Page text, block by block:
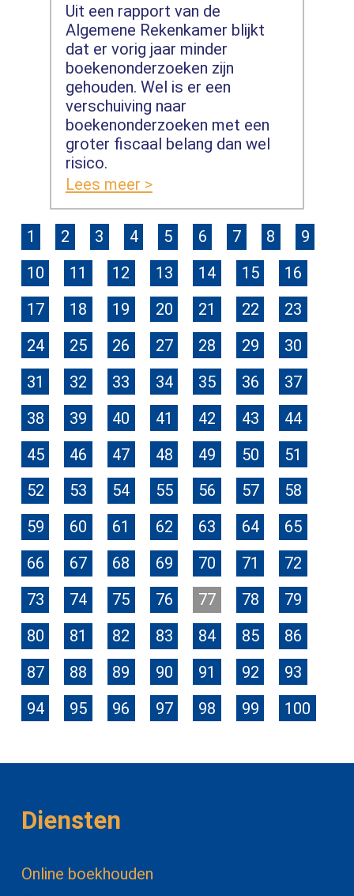
Uit een rapport van de
Algemene Rekenkamer blijkt
dat er vorig jaar minder
boekenonderzoeken zijn
gehouden. Wel is er een
verschuiving naar
boekenonderzoeken met een
groter fiscaal belang dan wel
risico.
Lees meer >
1 2 3 4 5 6 7 8
9
10
11 12 13 14 15
16
17
18 19 20 21 22
23
24
25 26 27 28 29
30
31
32 33 34 35 36
37
38
39 40 41 42 43
44
45
46 47 48 49 50
51
52
53 54 55 56 57
58
59
60 61 62 63 64
65
66
67 68 69 70 71
72
73
74 75 76 77 78
79
80
81 82 83 84 85
86
87
88 89 90 91 92
93
94
95 96 97 98 99 100
Diensten
Online boekhouden